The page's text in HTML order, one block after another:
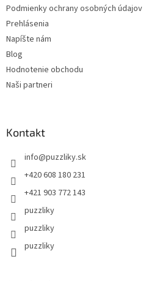
Podmienky ochrany osobných údajov
Prehlásenia
Napíšte nám
Blog
Hodnotenie obchodu
Naši partneri
Kontakt
info@puzzliky.sk
+420 608 180 231
+421 903 772 143
puzzliky
puzzliky
puzzliky